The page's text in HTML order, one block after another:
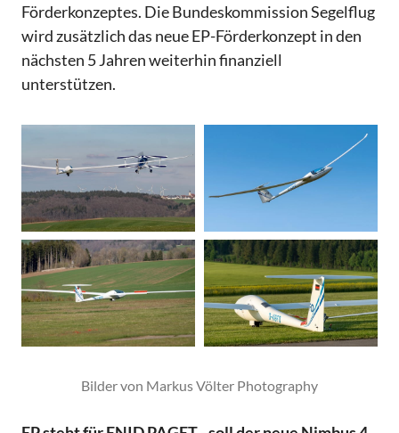
Förderkonzeptes. Die Bundeskommission Segelflug
wird zusätzlich das neue EP-Förderkonzept in den
nächsten 5 Jahren weiterhin finanziell
unterstützen.
Bilder von Markus Völter Photography